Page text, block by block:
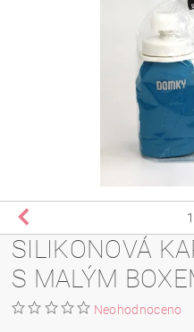
1
SILIKONOVÁ
S MALÝM
Neohodnoceno